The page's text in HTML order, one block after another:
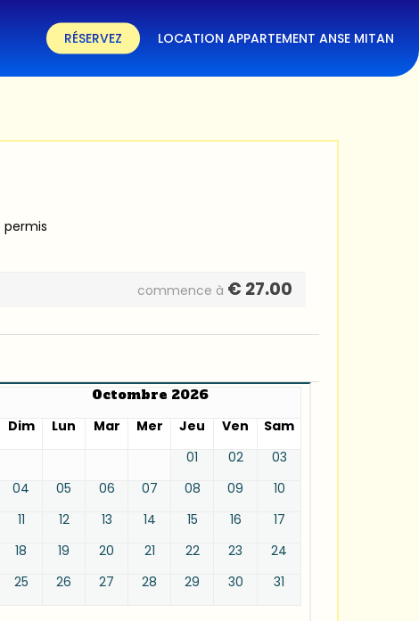
RÉSERVEZ LOCATION APPARTEMENT ANSE MITAN
permis
commence à € 27.00
Octombre 2026
Dim
Lun Mar Mer Jeu Ven
Sam
01
02
03
04
05 06 07 08 09
10
11
12 13 14 15 16
17
18
19 20 21 22 23
24
25
26 27 28 29 30 31